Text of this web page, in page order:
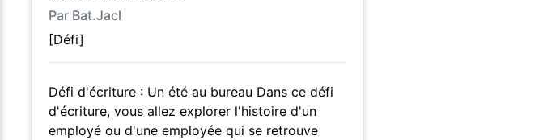
Par Bat.Jacl
[Défi]
Défi d'écriture : Un été au bureau Dans ce défi
d'écriture, vous allez explorer l'histoire d'un
employé ou d'une employée qui se retrouve